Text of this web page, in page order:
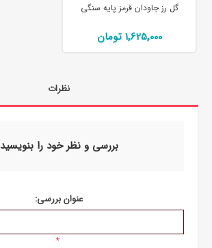
گل رز جاودان قرمز پایه سنگی
1٬625٬000 تومان
نظرات
بررسی و نظر خود را بنویسید
عنوان بررسی:
*